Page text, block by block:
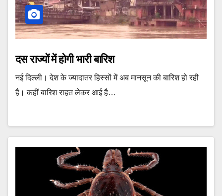
दस राज्यों में होगी भारी बारिश
नई दिल्ली। देश के ज्यादातर हिस्सों में अब मानसून की बारिश हो रही
है। कहीं बारिश राहत लेकर आई है…